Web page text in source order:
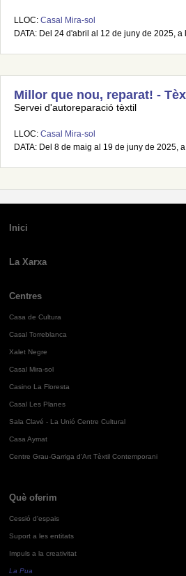
LLOC: Casal Mira-sol
DATA: Del 24 d'abril al 12 de juny de 2025, a
Millor que nou, reparat! -
Servei d'autoreparació tèxtil
LLOC: Casal Mira-sol
DATA: Del 8 de maig al 19 de juny de 2025,
Inici
La Xarxa
Centres
Casa de Cultura
Casal Torreblanca
Xalet Negre
Casal Mira-sol
Casino La Floresta
Casal Les Planes
Sala Clavé - La Unió Centre Cultural
Casa Aymat
Centre Grau-Garriga d'Art Tèxtil Contemporani
Què oferim
Cessió d'espais
Suport a les entitats
Impuls a la creativitat
La Pua